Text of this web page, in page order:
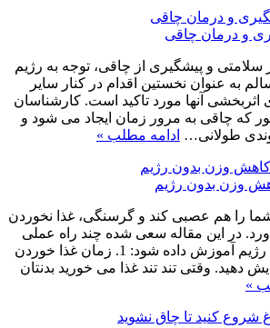
و درمان چاقی
سلامتی و پیشگیری از چاقی، توجه به رژیم
به عنوان نخستین اقدام در کنار سایر
آنها مورد تاکید است. کارشناسان
که چاقی به مرور زمان ایجاد می شود و
طولانی… ادامه مطلب »
وزن بدون رژیم
را هم عصبی کند و گرسنگی، غذا نخوردن
در این مقاله سعی شده چند راه عملی
برای کاهش وزن بدون رژیم آموزش داده شود: 1. زمان غذا خوردن
افزایش دهید. وقتی تند تند غذا می خورید بدنتان
»